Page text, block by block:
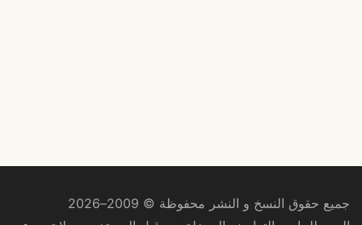
جميع حقوق النسخ و النشر محفوظة © 2009–2026